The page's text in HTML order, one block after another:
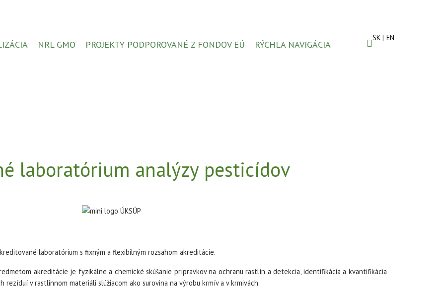
SK EN
NRL GMO PROJEKTY PODPOROVANÉ Z FONDOV EÚ RÝCHLA NAVIGÁCIA
laboratórium analýzy pesticídov
laboratórium s fixným a flexibilným rozsahom akreditácie.
akreditácie je fyzikálne a chemické skúšanie prípravkov na ochranu rastlín a detekcia, identifikácia a kvantifikácia
rezíduí v rastlinnom materiáli slúžiacom ako surovina na výrobu krmív a v krmivách.